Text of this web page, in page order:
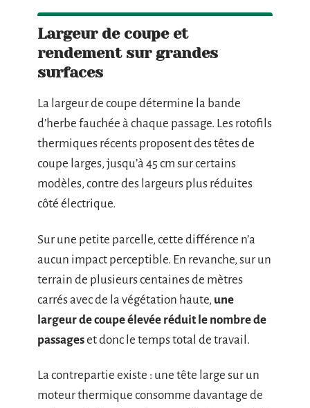
Largeur de coupe et
rendement sur grandes
surfaces
La largeur de coupe détermine la bande
d’herbe fauchée à chaque passage. Les rotofils
thermiques récents proposent des têtes de
coupe larges, jusqu’à 45 cm sur certains
modèles, contre des largeurs plus réduites
côté électrique.
Sur une petite parcelle, cette différence n’a
aucun impact perceptible. En revanche, sur un
terrain de plusieurs centaines de mètres
carrés avec de la végétation haute, une
largeur de coupe élevée réduit le nombre de
passageset donc le temps total de travail.
La contrepartie existe : une tête large sur un
moteur thermique consomme davantage de